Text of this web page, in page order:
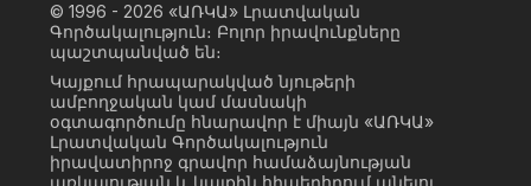
© 1996 - 2026 «ԱՌԿԱ» Լրատվական
Գործակալություն։ Բոլոր իրավունքները
պաշտպանված են։
Կայքում հրապարակված նյութերի
ամբողջական կամ մասնակի
օգտագործումը հնարավոր է միայն «ԱՌԿԱ»
Լրատվական Գործակալություն
իրավատիրոջ գրավոր համաձայնության